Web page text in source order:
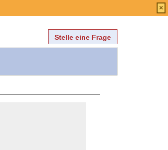
Stelle eine Frage
×